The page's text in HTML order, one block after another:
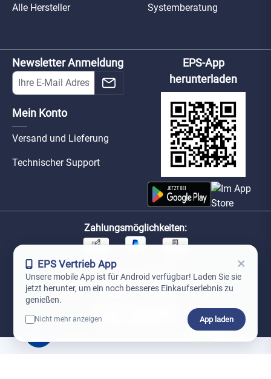
Alle Hersteller Systemberatung
Newsletter Anmeldung
Mein Konto
Versand und Lieferung
Technischer Support
EPS-App
herunterladen
Zahlungsmöglichkeiten:
Unsere Versandpartner:
EPS Vertrieb App ×
Unsere mobile App ist für Android verfügbar! Laden Sie sie
jetzt herunter, um ein noch besseres Einkaufserlebnis zu
genießen.
Nicht mehr anzeigen App laden